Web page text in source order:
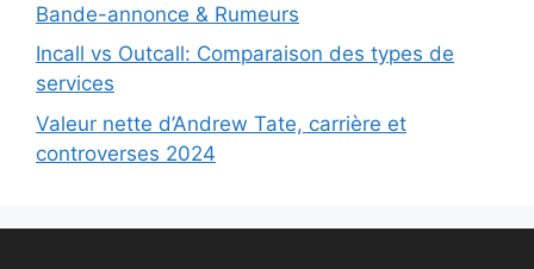
Bande-annonce & Rumeurs
Incall vs Outcall: Comparaison des types de
services
Valeur nette d’Andrew Tate, carrière et
controverses 2024